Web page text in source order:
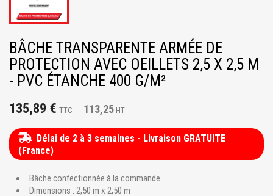
BÂCHE TRANSPARENTE ARMÉE DE
PROTECTION AVEC OEILLETS 2,5 X 2,5 M
- PVC ÉTANCHE 400 G/M²
135,89 € TTC 113,25 HT
Délai de 2 à 3 semaines - Livraison GRATUITE
(France)
Bâche confectionnée à la commande
Dimensions : 2,50 m x 2,50 m